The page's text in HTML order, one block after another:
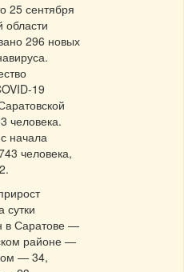
25 сентября
области
296 новых
19
человека.
начала
человека,
сутки
в Саратове —
районе —
— 34,